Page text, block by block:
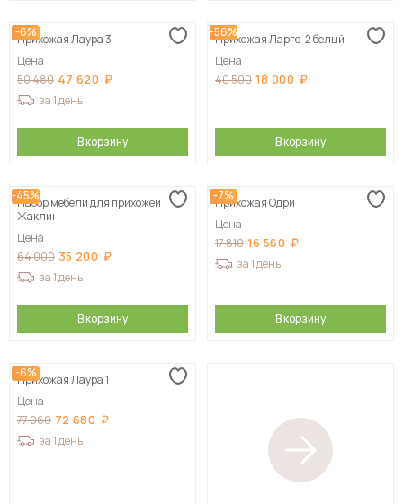
-6%
Прихожая Лаура 3
Цена
50 480 47 620
за 1 день
В корзину
-56%
Прихожая Ларго-2 белый
Цена
40 500 18 000
В корзину
-45%
Набор мебели для прихожей
Жаклин
Цена
64 000 35 200
за 1 день
В корзину
-7%
Прихожая Одри
Цена
17 810 16 560
за 1 день
В корзину
-6%
Прихожая Лаура 1
Цена
77 060 72 680
за 1 день